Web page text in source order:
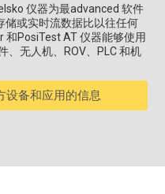
仪器为最advanced 软件
储或实时流数据比以往任何
PosiTest AT 仪器能够使用
、无人机、ROV、PLC 和机
设备和应用的信息